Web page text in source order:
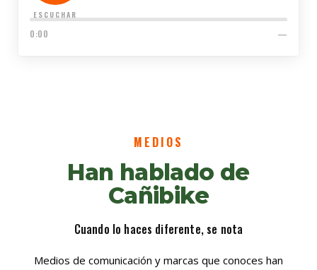
ESCUCHAR
0:00 —
MEDIOS
Han hablado de
Cañibike
Cuando lo haces diferente, se nota
Medios de comunicación y marcas que conoces han